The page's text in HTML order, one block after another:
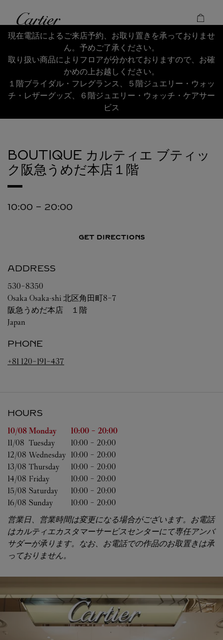
Cartier
Return to Nav
現在電話によるご来店予約、お取り置きを承っておりませ
ん。予めご了承ください。
取り扱い商品によりフロアが分かれておりますので、お確
かめの上お越しください。
１階ブライダル・フレグランス、５階ジュエリー・ウォッ
チ・レザーグッズ、６階ジュエリー・ウォッチ・ケアサー
ビス
BOUTIQUE カルティエ ブティッ
ク阪急うめだ本店１階
10:00 - 20:00
GET DIRECTIONS
ADDRESS
530-8350
Osaka Osaka-shi 北区角田町8-7
阪急うめだ本店 １階
Japan
PHONE
+81 120-191-437
HOURS
Day of the Week Hours
10/08 Monday 10:00 - 20:00
11/08 Tuesday 10:00 - 20:00
12/08 Wednesday 10:00 - 20:00
13/08 Thursday 10:00 - 20:00
14/08 Friday 10:00 - 20:00
15/08 Saturday 10:00 - 20:00
16/08 Sunday 10:00 - 20:00
営業日、営業時間は変更になる場合がございます。お電話
はカルティエカスタマーサービスセンターにて専任アンバ
サダーが承ります。なお、お電話での作品のお取置きは承
っておりません。